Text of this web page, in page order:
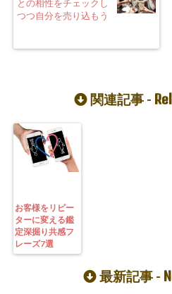
との相性をチェックし
つつ自分を売り込もう
関連記事 -
お客様をリピー
ターに変える鑑
定深掘り共感フ
レーズ7選
最新記事 -